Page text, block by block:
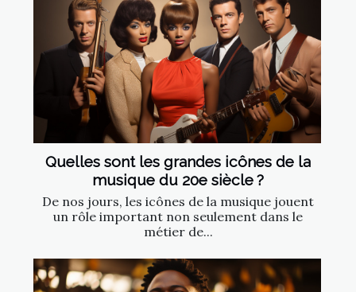
Quelles sont les grandes icônes de la
musique du 20e siècle ?
De nos jours, les icônes de la musique jouent
un rôle important non seulement dans le
métier de...